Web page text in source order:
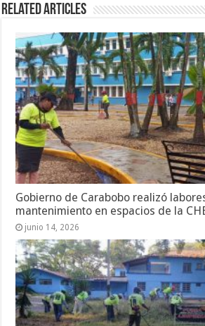
Related Articles
Gobierno de Carabobo realizó
mantenimiento en espacios de la
junio 14, 2026